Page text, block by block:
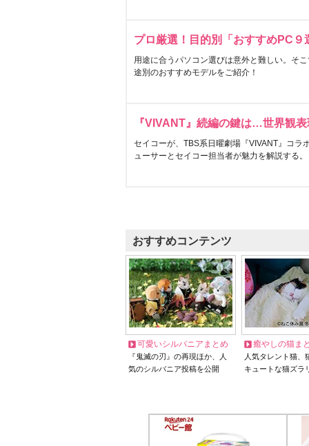
プロ厳選！目的別「おすすめPC９
用途に合うパソコン選びは意外と難しい。そ
途別のおすすめモデルをご紹介！
『VIVANT』続編の鍵は…世界観
セイコーが、TBS系日曜劇場『VIVANT』コラ
ューサーとセイコー担当者が魅力を解説する。
おすすめコンテンツ
可愛いシルバニアまとめ
『鬼滅の刃』の再現ほか、人
気のシルバニア投稿を公開
癒やしの猫ま
人気タレント猫
キュートな猫ズラ